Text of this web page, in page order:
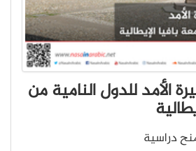
الأمد للدول النامية من
دراسية